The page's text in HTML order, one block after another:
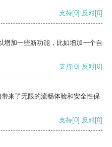
支持[0] 反对[0]
增加一些新功能，比如增加一个自
支持[0] 反对[0]
来了无限的流畅体验和安全性保
支持[0] 反对[0]